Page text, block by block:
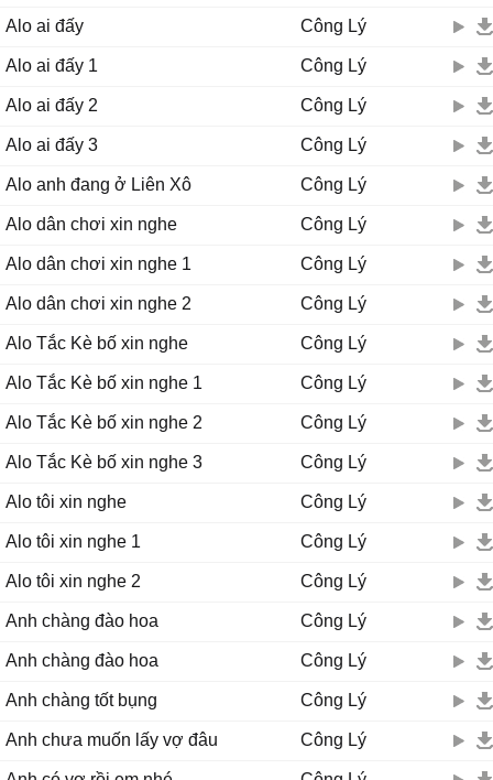
Alo ai đấy Công Lý
Alo ai đấy 1 Công Lý
Alo ai đấy 2 Công Lý
Alo ai đấy 3 Công Lý
Alo anh đang ở Liên Xô Công Lý
Alo dân chơi xin nghe Công Lý
Alo dân chơi xin nghe 1 Công Lý
Alo dân chơi xin nghe 2 Công Lý
Alo Tắc Kè bố xin nghe Công Lý
Alo Tắc Kè bố xin nghe 1 Công Lý
Alo Tắc Kè bố xin nghe 2 Công Lý
Alo Tắc Kè bố xin nghe 3 Công Lý
Alo tôi xin nghe Công Lý
Alo tôi xin nghe 1 Công Lý
Alo tôi xin nghe 2 Công Lý
Anh chàng đào hoa Công Lý
Anh chàng đào hoa Công Lý
Anh chàng tốt bụng Công Lý
Anh chưa muốn lấy vợ đâu Công Lý